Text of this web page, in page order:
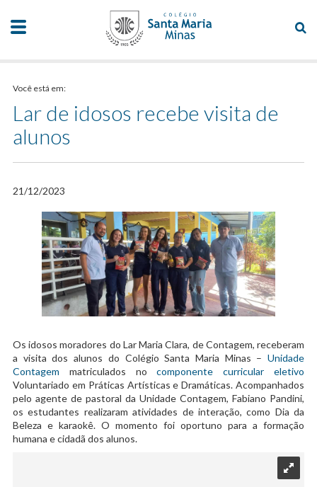
Você está em:
Lar de idosos recebe visita de
alunos
21/12/2023
Os idosos moradores do Lar Maria Clara, de Contagem, receberam
a visita dos alunos do Colégio Santa Maria Minas – Unidade
Contagem matriculados nocomponente curricular eletivo
Voluntariado em Práticas Artísticas e Dramáticas. Acompanhados
pelo agente de pastoral da Unidade Contagem, Fabiano Pandini,
os estudantes realizaram atividades de interação, como Dia da
Beleza e karaokê. O momento foi oportuno para a formação
humana e cidadã dos alunos.